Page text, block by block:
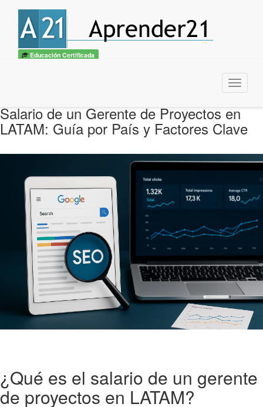
Educación Certificada
Menu
Salario de un Gerente de Proyectos en
LATAM: Guía por País y Factores Clave
¿Qué es el salario de un gerente
de proyectos en LATAM?